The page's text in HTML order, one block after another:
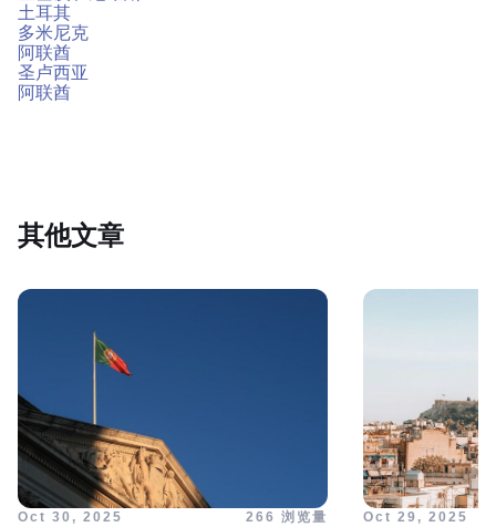
土耳其
多米尼克
阿联酋
圣卢西亚
阿联酋
其他文章
Oct 30, 2025 266 浏览量 Oct 29, 2025